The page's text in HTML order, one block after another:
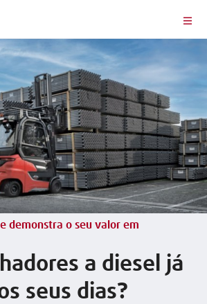
demonstra o seu valor em
a diesel já
seus dias?